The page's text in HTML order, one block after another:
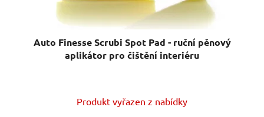
Auto Finesse Scrubi Spot Pad - ruční pěnový
aplikátor pro čištění interiéru
Produkt vyřazen z nabídky